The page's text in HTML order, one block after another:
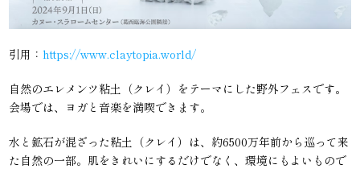
引用：https://www.claytopia.world/
自然のエレメンツ粘土（クレイ）をテーマにした野外フェスです。
会場では、ヨガと音楽を満喫できます。
水と鉱石が混ざった粘土（クレイ）は、約6500万年前から巡って来
た自然の一部。肌をきれいにするだけでなく、環境にもよいもので